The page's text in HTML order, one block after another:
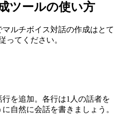
ツールの使い方
ルチボイス対話の作成はとて
ってください。
を追加。各行は1人の話者を
自然に会話を書きましょう。